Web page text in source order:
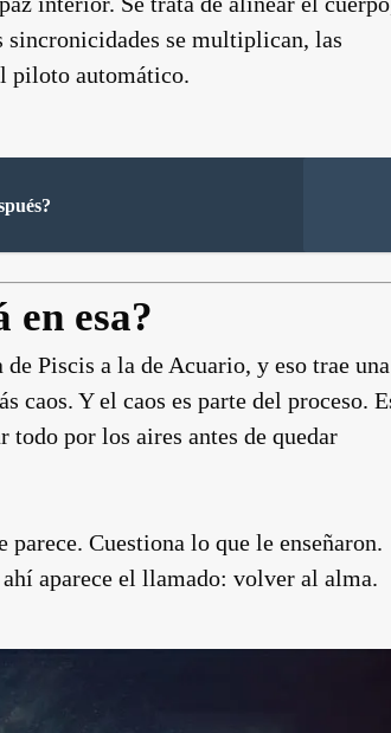
sincronicidades se multiplican, las
piloto automático.
en esa?
Piscis a la de Acuario, y eso trae una
caos. Y el caos es parte del proceso.
todo por los aires antes de quedar
parece. Cuestiona lo que le enseñaron.
aparece el llamado: volver al alma.